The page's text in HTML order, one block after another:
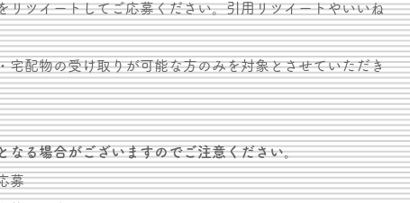
リツイートしてご応募ください。引用リツイートやいいね
宅配物の受け取りが可能な方のみを対象とさせていただき
る場合がございますのでご注意ください。
募